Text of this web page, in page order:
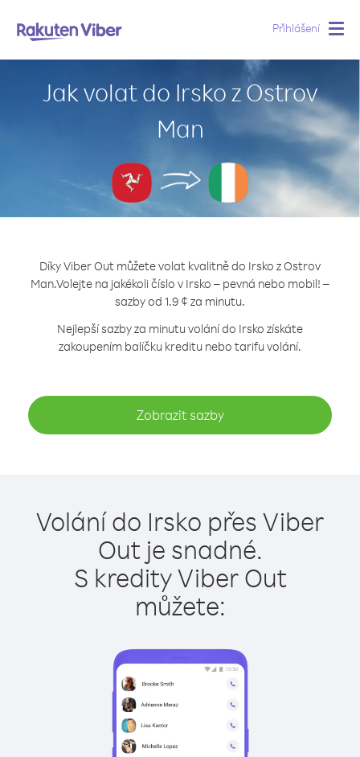
Přihlášení
Jak volat do Irsko z Ostrov
Man
Díky Viber Out můžete volat kvalitně do Irsko z Ostrov
Man.Volejte na jakékoli číslo v Irsko – pevná nebo mobil! –
sazby od 1.9 ¢ za minutu.
Nejlepší sazby za minutu volání do Irsko získáte
zakoupením balíčku kreditu nebo tarifu volání.
Zobrazit sazby
Volání do Irsko přes Viber
Out je snadné.
S kredity Viber Out
můžete: